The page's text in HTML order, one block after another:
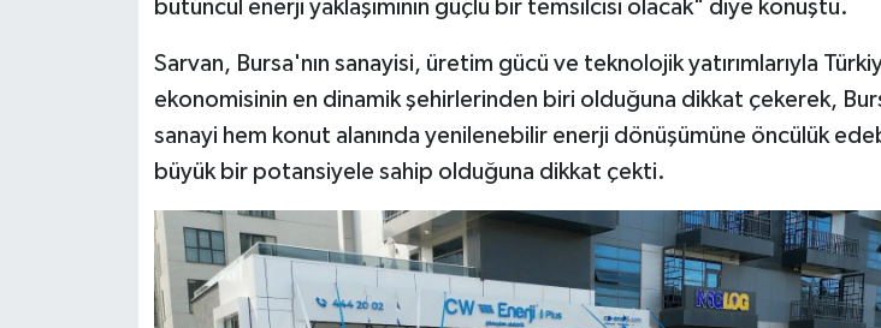
bütüncül enerji yaklaşımının güçlü bir temsilcisi olacak" diye konuştu.
Sarvan, Bursa'nın sanayisi, üretim gücü ve teknolojik yatırımlarıyla
ekonomisinin en dinamik şehirlerinden biri olduğuna dikkat çekerek,
sanayi hem konut alanında yenilenebilir enerji dönüşümüne öncülük
büyük bir potansiyele sahip olduğuna dikkat çekti.